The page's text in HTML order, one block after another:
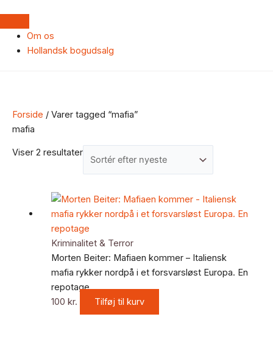
Om os
Hollandsk bogudsalg
Forside / Varer tagged “mafia”
mafia
Viser 2 resultater
Kriminalitet & Terror
Morten Beiter: Mafiaen kommer – Italiensk
mafia rykker nordpå i et forsvarsløst Europa. En
repotage
100 kr. Tilføj til kurv